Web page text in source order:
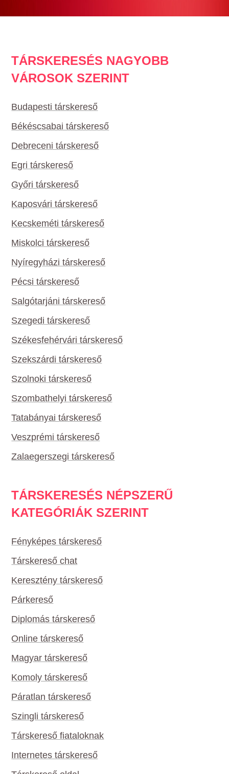
TÁRSKERESÉS NAGYOBB
VÁROSOK SZERINT
Budapesti társkereső
Békéscsabai társkereső
Debreceni társkereső
Egri társkereső
Győri társkereső
Kaposvári társkereső
Kecskeméti társkereső
Miskolci társkereső
Nyíregyházi társkereső
Pécsi társkereső
Salgótarjáni társkereső
Szegedi társkereső
Székesfehérvári társkereső
Szekszárdi társkereső
Szolnoki társkereső
Szombathelyi társkereső
Tatabányai társkereső
Veszprémi társkereső
Zalaegerszegi társkereső
TÁRSKERESÉS NÉPSZERŰ
KATEGÓRIÁK SZERINT
Fényképes társkereső
Társkereső chat
Keresztény társkereső
Párkereső
Diplomás társkereső
Online társkereső
Magyar társkereső
Komoly társkereső
Páratlan társkereső
Szingli társkereső
Társkereső fiataloknak
Internetes társkereső